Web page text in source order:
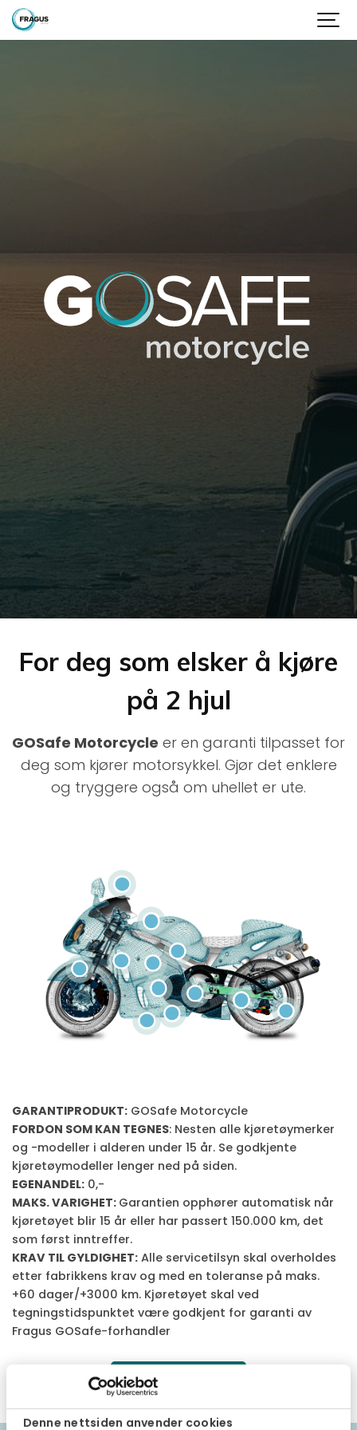
Denne nettsiden anvender cookies
For deg som elsker å kjøre
på 2 hjul
GOSafe Motorcycle er en garanti tilpasset for
deg som kjører motorsykkel. Gjør det enklere
og tryggere også om uhellet er ute.
GARANTIPRODUKT: GOSafe Motorcycle
FORDON SOM KAN TEGNES: Nesten alle kjøretøymerker
og -modeller i alderen under 15 år. Se godkjente
kjøretøymodeller lenger ned på siden.
EGENANDEL: 0,-
MAKS. VARIGHET: Garantien opphører automatisk når
kjøretøyet blir 15 år eller har passert 150.000 km, det
som først inntreffer.
KRAV TIL GYLDIGHET: Alle servicetilsyn skal overholdes
etter fabrikkens krav og med en toleranse på maks.
+60 dager/+3000 km. Kjøretøyet skal ved
tegningstidspunktet være godkjent for garanti av
Fragus GOSafe-forhandler
Last ned vilkår